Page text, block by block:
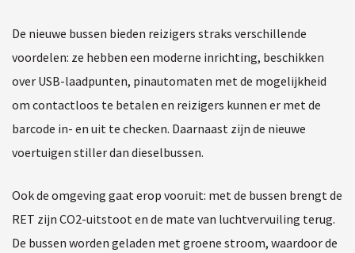
De nieuwe bussen bieden reizigers straks verschillende
voordelen: ze hebben een moderne inrichting, beschikken
over USB-laadpunten, pinautomaten met de mogelijkheid
om contactloos te betalen en reizigers kunnen er met de
barcode in- en uit te checken. Daarnaast zijn de nieuwe
voertuigen stiller dan dieselbussen.
Ook de omgeving gaat erop vooruit: met de bussen brengt de
RET zijn CO2-uitstoot en de mate van luchtvervuiling terug.
De bussen worden geladen met groene stroom, waardoor de